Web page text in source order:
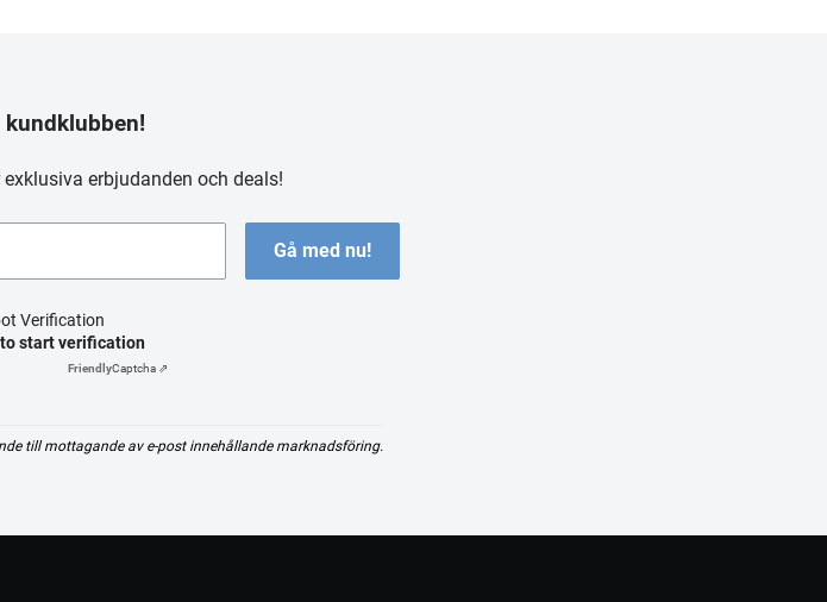
kundklubben!
erbjudanden och deals!
Gå med nu!
Verification
start verification
FriendlyCaptcha ⇗
till mottagande av e-post innehållande marknadsföring.